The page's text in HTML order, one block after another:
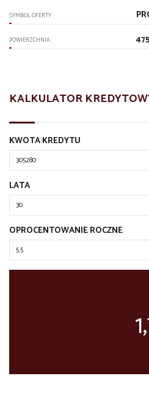
SYMBOL OFERTY
POWIERZCHNIA
KALKULATOR
KWOTA KREDYTU
LATA
OPROCENTOWANIE ROCZNE